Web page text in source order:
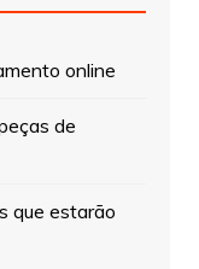
online
de
que estarão